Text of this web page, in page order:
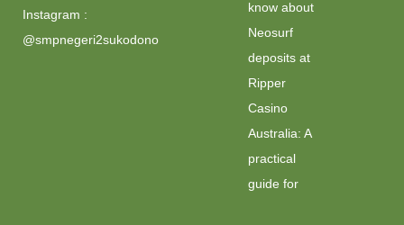
Instagram :
@smpnegeri2sukodono
know about
Neosurf
deposits at
Ripper
Casino
Australia: A
practical
guide for